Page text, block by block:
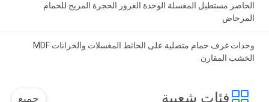
الحاضر مستطيل المغسلة الوحدة الغرور الحجرة المزيج للحمام
المرحاض
وحدات غرف حمام متصلية على الحائط المغسلات والخزانات MDF
الخشب المقارن
فئات شعبية جميع